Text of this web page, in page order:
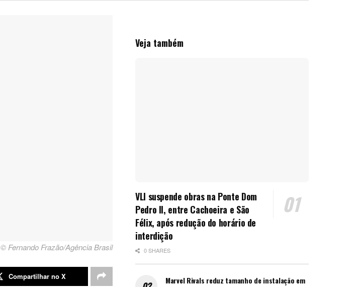
© Fernando Frazão/Agência Brasil
Compartilhar no X
Veja também
VLI suspende obras na Ponte Dom
Pedro II, entre Cachoeira e São
Félix, após redução do horário de
interdição
0 SHARES
Marvel Rivals reduz tamanho de instalação em